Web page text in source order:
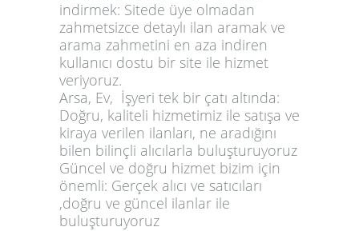
indirmek: Sitede üye olmadan
zahmetsizce detaylı ilan aramak ve
arama zahmetini en aza indiren
kullanıcı dostu bir site ile hizmet
veriyoruz.
Arsa, Ev, İşyeri tek bir çatı altında:
Doğru, kaliteli hizmetimiz ile satışa ve
kiraya verilen ilanları, ne aradığını
bilen bilinçli alıcılarla buluşturuyoruz
Güncel ve doğru hizmet bizim için
önemli: Gerçek alıcı ve satıcıları
,doğru ve güncel ilanlar ile
buluşturuyoruz